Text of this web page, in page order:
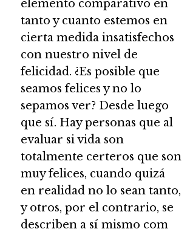
elemento comparativo en
tanto y cuanto estemos en
cierta medida insatisfechos
con nuestro nivel de
felicidad. ¿Es posible que
seamos felices y no lo
sepamos ver? Desde luego
que sí. Hay personas que al
evaluar si vida son
totalmente certeros que son
muy felices, cuando quizá
en realidad no lo sean tanto,
y otros, por el contrario, se
describen a sí mismo com